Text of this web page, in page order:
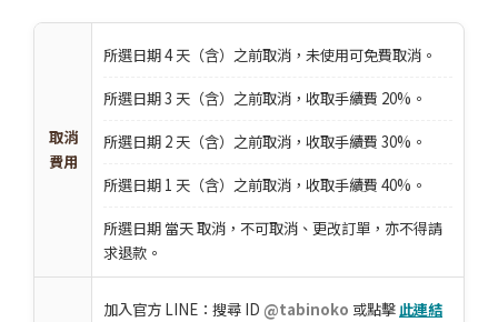
取消
費用
所選日期 4 天（含）之前取消，未使用可免費取消。
所選日期 3 天（含）之前取消，收取手續費 20%。
所選日期 2 天（含）之前取消，收取手續費 30%。
所選日期 1 天（含）之前取消，收取手續費 40%。
所選日期 當天 取消，不可取消、更改訂單，亦不得請
求退款。
加入官方 LINE：搜尋 ID @tabinoko 或點擊此連結